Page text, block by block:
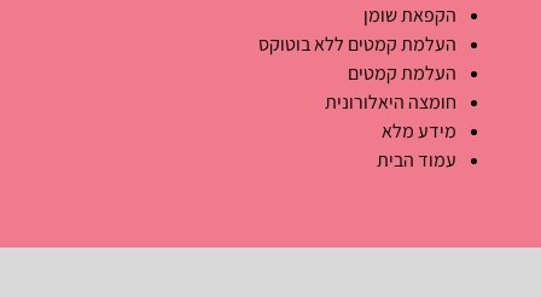
הקפאת שומן
העלמת קמטים ללא בוטוקס
העלמת קמטים
חומצה היאלורונית
מידע מלא
עמוד הבית